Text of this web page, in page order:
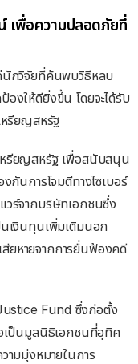
เพื่อความปลอดภัยที่
นักวิจัยที่ค้นพบวิธีหลบ
องให้ดียิ่งขึ้น โดยจะได้รับ
หรียญสหรัฐ
รียญสหรัฐ เพื่อสนับสนุน
กันการโจมตีทางไซเบอร์
วร์จากบริษัทเอกชนซึ่ง
นเงินทุนเพิ่มเติมนอก
ยหายจากการยื่นฟ้องคดี
Fund ซึ่งก่อตั้ง
เป็นมูลนิธิเอกชนที่อุทิศ
ามมุ่งหมายในการ